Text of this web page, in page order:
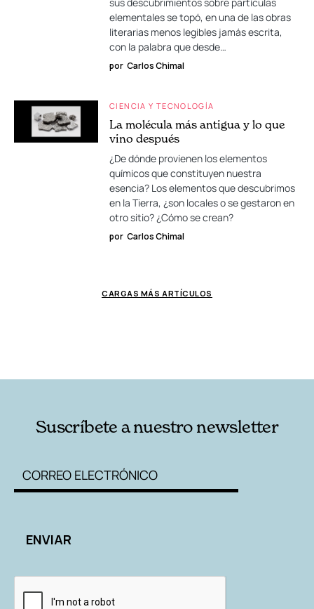
elementales se topó, en una de las obras
literarias menos legibles jamás escrita,
con la palabra que desde…
por Carlos Chimal
CIENCIA Y TECNOLOGÍA
La molécula más antigua y lo que
vino después
¿De dónde provienen los elementos
químicos que constituyen nuestra
esencia? Los elementos que descubrimos
en la Tierra, ¿son locales o se gestaron en
otro sitio? ¿Cómo se crean?
por Carlos Chimal
CARGAS MÁS ARTÍCULOS
Suscríbete a nuestro newsletter